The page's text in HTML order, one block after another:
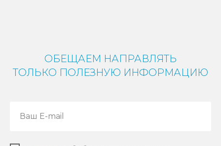
ОБЕЩАЕМ НАПРАВЛЯТЬ
ТОЛЬКО ПОЛЕЗНУЮ ИНФОРМАЦИЮ